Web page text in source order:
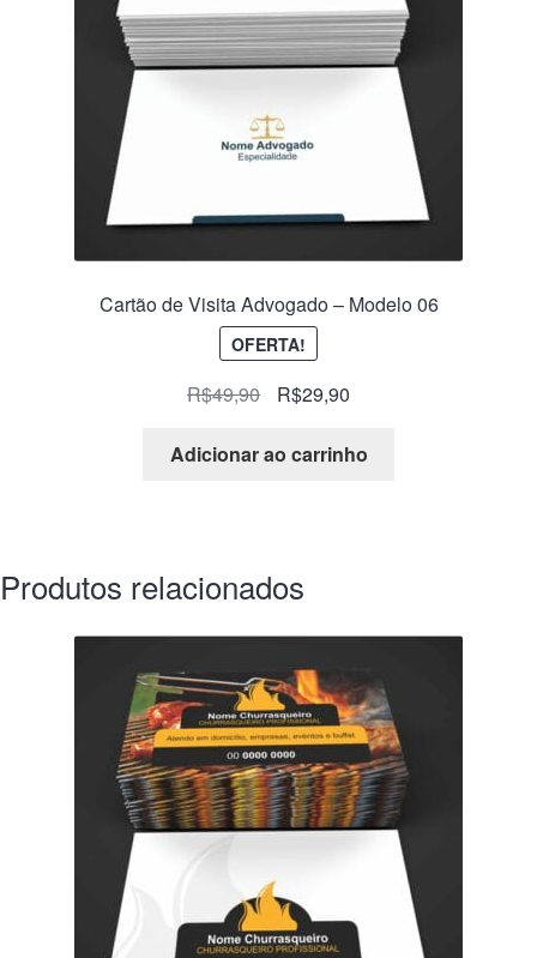
Cartão de Visita Advogado – Modelo 06
OFERTA!
R$49,90 R$29,90
Adicionar ao carrinho
Produtos relacionados